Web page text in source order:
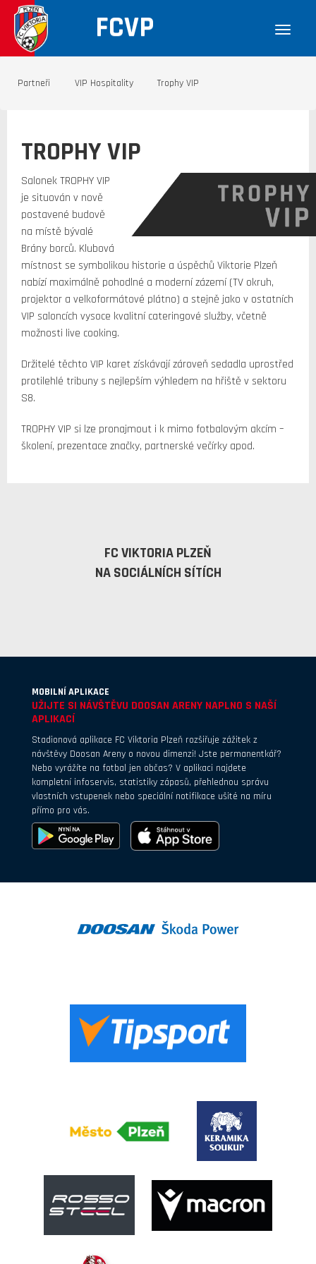
FCVP
Partneři VIP Hospitality Trophy VIP
TROPHY VIP
Salonek TROPHY VIP
je situován v nově
postavené budově
na místě bývalé
Brány borců. Klubová
místnost se symbolikou historie a úspěchů Viktorie Plzeň
nabízí maximálně pohodlné a moderní zázemí (TV okruh,
projektor a velkoformátové plátno) a stejně jako v ostatních
VIP saloncích vysoce kvalitní cateringové služby, včetně
možnosti live cooking.
Držitelé těchto VIP karet získávají zároveň sedadla uprostřed
protilehlé tribuny s nejlepším výhledem na hřiště v sektoru
S8.
TROPHY VIP si lze pronajmout i k mimo fotbalovým akcím –
školení, prezentace značky, partnerské večírky apod.
FC VIKTORIA PLZEŇ
NA SOCIÁLNÍCH SÍTÍCH
MOBILNÍ APLIKACE
UŽIJTE SI NÁVŠTĚVU DOOSAN ARENY NAPLNO S NAŠÍ
APLIKACÍ
Stadionová aplikace FC Viktoria Plzeň rozšiřuje zážitek z
návštěvy Doosan Areny o novou dimenzi! Jste permanentkář?
Nebo vyrážíte na fotbal jen občas? V aplikaci najdete
kompletní infoservis, statistiky zápasů, přehlednou správu
vlastních vstupenek nebo speciální notifikace ušité na míru
přímo pro vás.